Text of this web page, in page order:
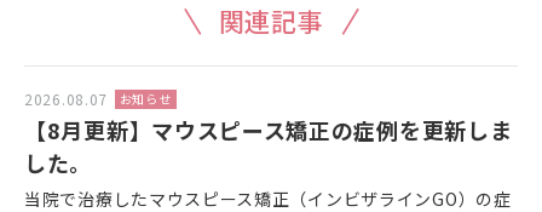
関連記事
2026.08.07 お知らせ
【8月更新】マウスピース矯正の症例を更新しま
した。
当院で治療したマウスピース矯正（インビザラインGO）の症